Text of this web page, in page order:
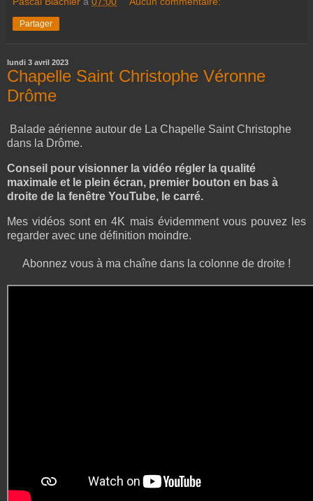
Partager
lundi 3 avril 2023
Chapelle Saint Christophe Véronne
Drôme
Balade aérienne autour de La Chapelle Saint Christophe
dans la Drôme.
Conseil pour visionner la vidéo régler la qualité
maximale et le plein écran, premier bouton en bas à
droite de la fenêtre YouTube, le carré.
Mes vidéos sont en 4K mais évidemment vous pouvez les
regarder avec une définition moindre.
Abonnez vous à ma chaîne dans la colonne de droite !